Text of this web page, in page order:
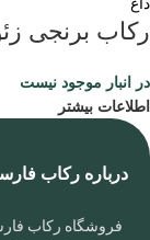
داغ
رکاب برنجی
در انبار موجود نیست
اطلاعات بیشتر
درباره رکاب
فروشگاه رکاب